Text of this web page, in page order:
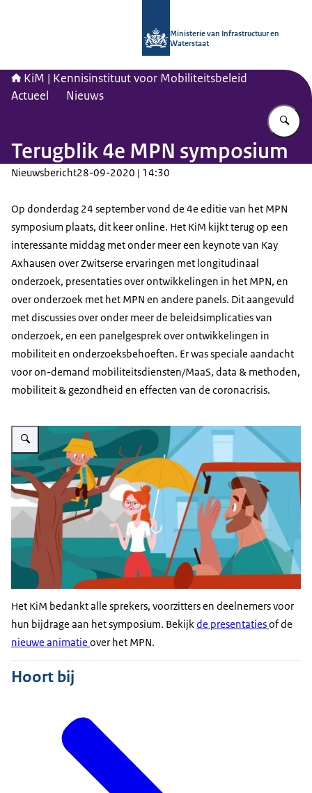
Ministerie van Infrastructuur en
Waterstaat
KiM | Kennisinstituut voor Mobiliteitsbeleid
Actueel
Nieuws
Terugblik 4e MPN symposium
Nieuwsbericht28-09-2020 | 14:30
Op donderdag 24 september vond de 4e editie van het MPN
symposium plaats, dit keer online. Het KiM kijkt terug op een
interessante middag met onder meer een keynote van Kay
Axhausen over Zwitserse ervaringen met longitudinaal
onderzoek, presentaties over ontwikkelingen in het MPN, en
over onderzoek met het MPN en andere panels. Dit aangevuld
met discussies over onder meer de beleidsimplicaties van
onderzoek, en een panelgesprek over ontwikkelingen in
mobiliteit en onderzoeksbehoeften. Er was speciale aandacht
voor on-demand mobiliteitsdiensten/MaaS, data & methoden,
mobiliteit & gezondheid en effecten van de coronacrisis.
Vergroot afbeelding Animatie MPN
Het KiM bedankt alle sprekers, voorzitters en deelnemers voor
hun bijdrage aan het symposium. Bekijkde presentatiesof de
nieuwe animatie over het MPN.
Hoort bij